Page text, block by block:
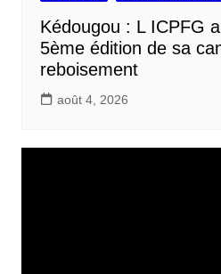
Kédougou : L ICPFG
5ème édition de sa
reboisement
août 4, 2026